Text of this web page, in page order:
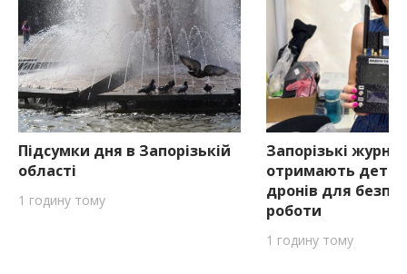
Підсумки дня в Запорізькій
області
1 годину тому
Запорізькі
отримають
дронів для
роботи
1 годину тому